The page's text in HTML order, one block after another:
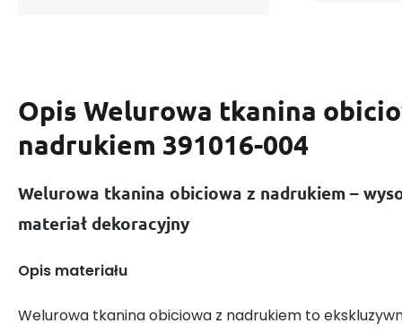
Opis Welurowa tkanina
nadrukiem 391016-004
Welurowa tkanina obiciowa z nadrukiem –
materiał dekoracyjny
Opis materiału
Welurowa tkanina obiciowa z nadrukiem to